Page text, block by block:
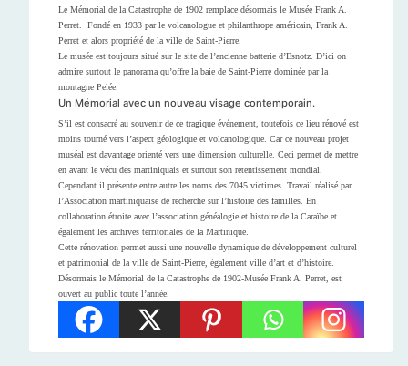
Le Mémorial de la Catastrophe de 1902 remplace désormais le Musée Frank A.
Perret. Fondé en 1933 par le volcanologue et philanthrope américain, Frank A.
Perret et alors propriété de la ville de Saint-Pierre.
Le musée est toujours situé sur le site de l’ancienne batterie d’Esnotz. D’ici on
admire surtout le panorama qu’offre la baie de Saint-Pierre dominée par la
montagne Pelée.
Un Mémorial avec un nouveau visage contemporain.
S’il est consacré au souvenir de ce tragique événement, toutefois ce lieu rénové est
moins tourné vers l’aspect géologique et volcanologique. Car ce nouveau projet
muséal est davantage orienté vers une dimension culturelle. Ceci permet de mettre
en avant le vécu des martiniquais et surtout son retentissement mondial.
Cependant il présente entre autre les noms des 7045 victimes. Travail réalisé par
l’Association martiniquaise de recherche sur l’histoire des familles. En
collaboration étroite avec l’association généalogie et histoire de la Caraïbe et
également les archives territoriales de la Martinique.
Cette rénovation permet aussi une nouvelle dynamique de développement culturel
et patrimonial de la ville de Saint-Pierre, également ville d’art et d’histoire.
Désormais le Mémorial de la Catastrophe de 1902-Musée Frank A. Perret, est
ouvert au public toute l’année.